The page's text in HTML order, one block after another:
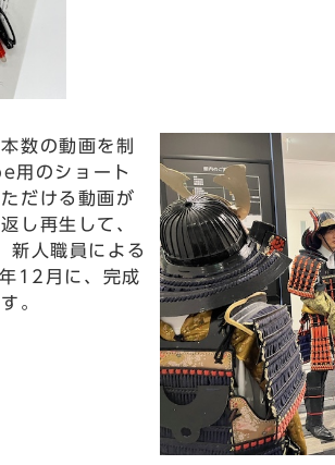
数の動画を制
用のショート
だける動画が
し再生して、
新人職員による
12月に、完成
。